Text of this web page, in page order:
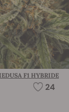
F1 HYBRIDE
24